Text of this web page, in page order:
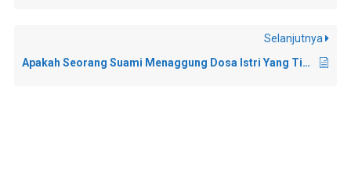
Selanjutnya
Apakah Seorang Suami Menaggung Dosa Istri Yang Tidak Menutup Aurat?